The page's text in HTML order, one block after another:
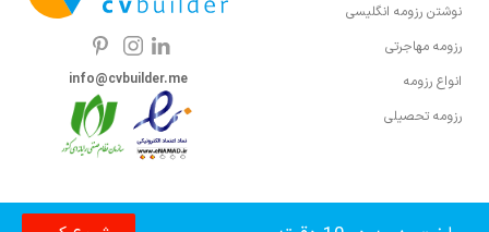
نوشتن رزومه انگلیسی
رزومه مهاجرتی
انواع رزومه
رزومه تحصیلی
info@cvbuilder.me